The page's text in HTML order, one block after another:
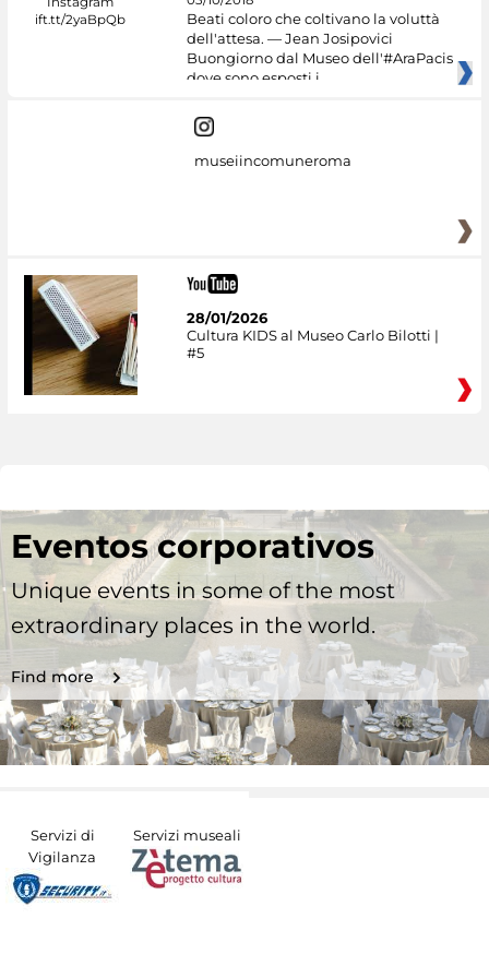
Beati coloro che coltivano la voluttà
dell'attesa. — Jean Josipovici
Buongiorno dal Museo dell'#AraPacis
dove sono esposti i
museiincomuneroma
28/01/2026
Cultura KIDS al Museo Carlo Bilotti |
#5
Eventos corporativos
Unique events in some of the most
extraordinary places in the world.
Find more
Servizi di
Vigilanza
Servizi museali